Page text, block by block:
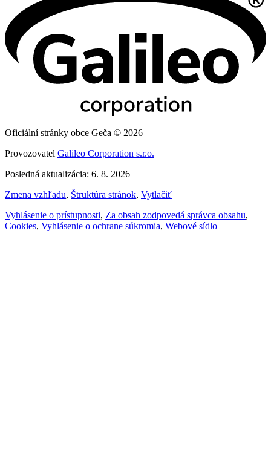
Oficiální stránky obce Geča © 2026
Provozovatel Galileo Corporation s.r.o.
Posledná aktualizácia: 6. 8. 2026
Zmena vzhľadu, Štruktúra stránok, Vytlačiť
Vyhlásenie o prístupnosti, Za obsah zodpovedá správca obsahu,
Cookies, Vyhlásenie o ochrane súkromia, Webové sídlo